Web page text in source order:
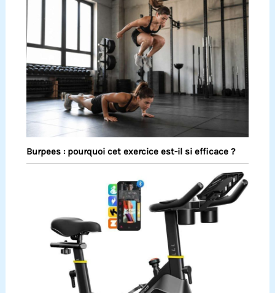
Burpees : pourquoi cet exercice est-il si efficace ?